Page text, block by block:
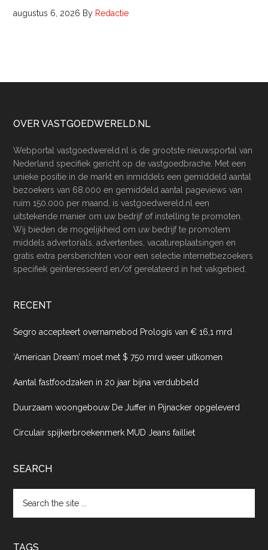
augustus 6, 2026 By Redactie
Footer
OVER VASTGOEDWERELD.NL
Webportal vastgoedwereld.nl is de grootste nieuwsportal van
Nederland specifiek gericht op de vastgoedbrache. Met een
unieke positie in de markt en inmiddels een gemiddeld aantal
bezoekers van 68.000 en gemiddeld aantal pageviews van
ruim 150.000 per maand, is vastgoedwereld.nl een
uitstekende manier om uw bedrijf of instelling te promoten.
Wij bieden de mogelijkheid om uw bedrijf te promotem
middels advertorials, advertenties, vacatureplaatsingen en
gratis extra persberichten voor een selectie internetbezoekers
specifiek geïnteresseerd en/of gerelateerd in het vakgebied.
RECENT
Segro accepteert overnamebod Prologis van € 16,1 mrd
‘American Dream’ moet met $ 750 mrd weer uitkomen
Aantal fastfoodzaken in 20 jaar bijna verdubbeld
Duurzaam woongebouw De Juffer in Pijnacker opgeleverd
Circulair spijkerbroekenmerk MUD Jeans failliet
SEARCH
the
TAGS